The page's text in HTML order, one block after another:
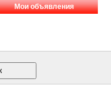
Мои объявления